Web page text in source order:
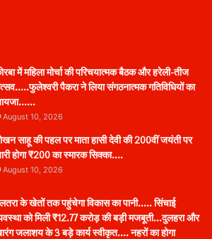
में महिला मोर्चा की परिचयात्मक बैठक और हरेली-तीज
पैकरा ने लिया संगठनात्मक गतिविधियों का
August 10, 2026
साहू की पहल पर माता हासी देवी की 200वीं जयंती पर
होगा ₹200 का स्मारक सिक्का….
August 10, 2026
के खेतों तक पहुंचेगा विकास का पानी….. सिंचाई
को मिली ₹12.77 करोड़ की बड़ी मजबूती…दुलहरा और
जलाशय के 3 बड़े कार्य स्वीकृत…. नहरों का होगा